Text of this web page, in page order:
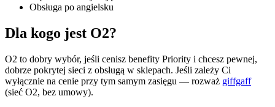
Obsługa po angielsku
Dla kogo jest O2?
O2 to dobry wybór, jeśli cenisz benefity Priority i chcesz pewnej,
dobrze pokrytej sieci z obsługą w sklepach. Jeśli zależy Ci
wyłącznie na cenie przy tym samym zasięgu — rozważ giffgaff
(sieć O2, bez umowy).